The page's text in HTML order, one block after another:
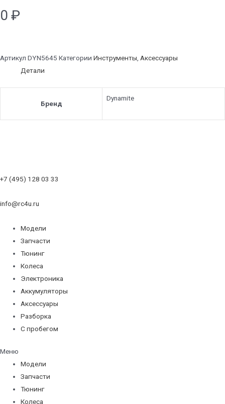
0 ₽
Артикул DYN5645 Категории Инструменты, Аксессуары
Детали
Бренд
Dynamite
+7 (495) 128 03 33
info@rc4u.ru
Модели
Запчасти
Тюнинг
Колеса
Электроника
Аккумуляторы
Аксессуары
Разборка
С пробегом
Меню
Модели
Запчасти
Тюнинг
Колеса